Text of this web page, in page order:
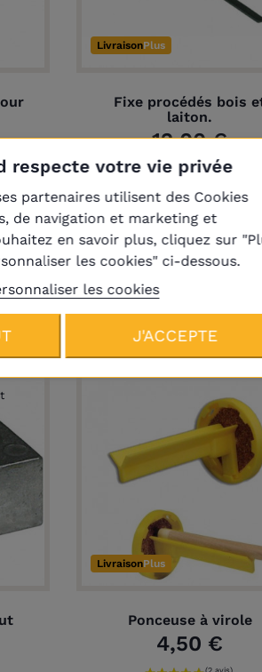
LivraisonPlus
Fixe procédés bois
laiton.
12,00 €
la même catégorie
LivraisonPlus
Ponceuse à virole
4,50 €
respecte votre vie privée
partenaires utilisent des Cookies
de navigation et marketing et
en savoir plus, cliquez sur
les cookies" ci-dessous.
les cookies
J'ACCEPTE